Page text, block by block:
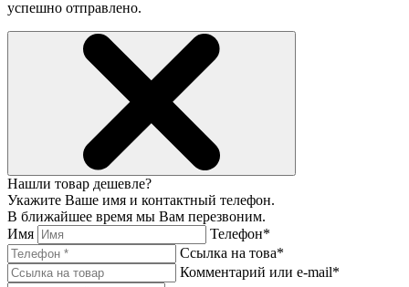
успешно отправлено.
Нашли товар дешевле?
Укажите Ваше имя и контактный телефон.
В ближайшее время мы Вам перезвоним.
Имя
Телефон*
Ссылка на това*
Комментарий или e-mail*